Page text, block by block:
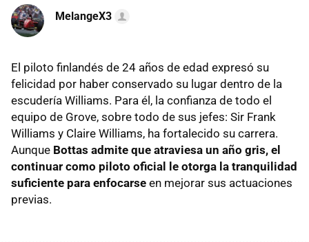
MelangeX3
El piloto finlandés de 24 años de edad expresó su
felicidad por haber conservado su lugar dentro de la
escudería Williams. Para él, la confianza de todo el
equipo de Grove, sobre todo de sus jefes: Sir Frank
Williams y Claire Williams, ha fortalecido su carrera.
Aunque Bottas admite que atraviesa un año gris, el
continuar como piloto oficial le otorga la tranquilidad
suficiente para enfocarse en mejorar sus actuaciones
previas.